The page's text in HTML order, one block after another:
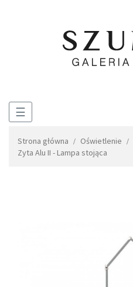
Toggle
☰
Strona główna Oświetlenie
Zyta Alu II - Lampa stojąca